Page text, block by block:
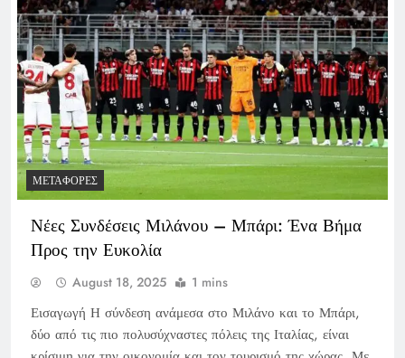
ΜΕΤΑΦΟΡΈΣ
Νέες Συνδέσεις Μιλάνου – Μπάρι: Ένα Βήμα
Προς την Ευκολία
August 18, 2025 1 mins
Εισαγωγή Η σύνδεση ανάμεσα στο Μιλάνο και το Μπάρι,
δύο από τις πιο πολυσύχναστες πόλεις της Ιταλίας, είναι